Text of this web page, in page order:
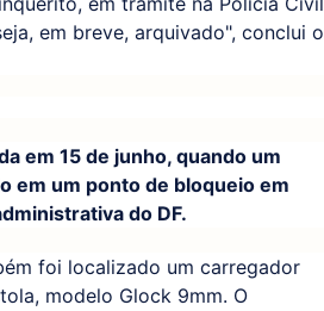
em breve, arquivado", conclui o
em 15 de junho, quando um
em um ponto de bloqueio em
do DF.
foi localizado um carregador
modelo Glock 9mm. O